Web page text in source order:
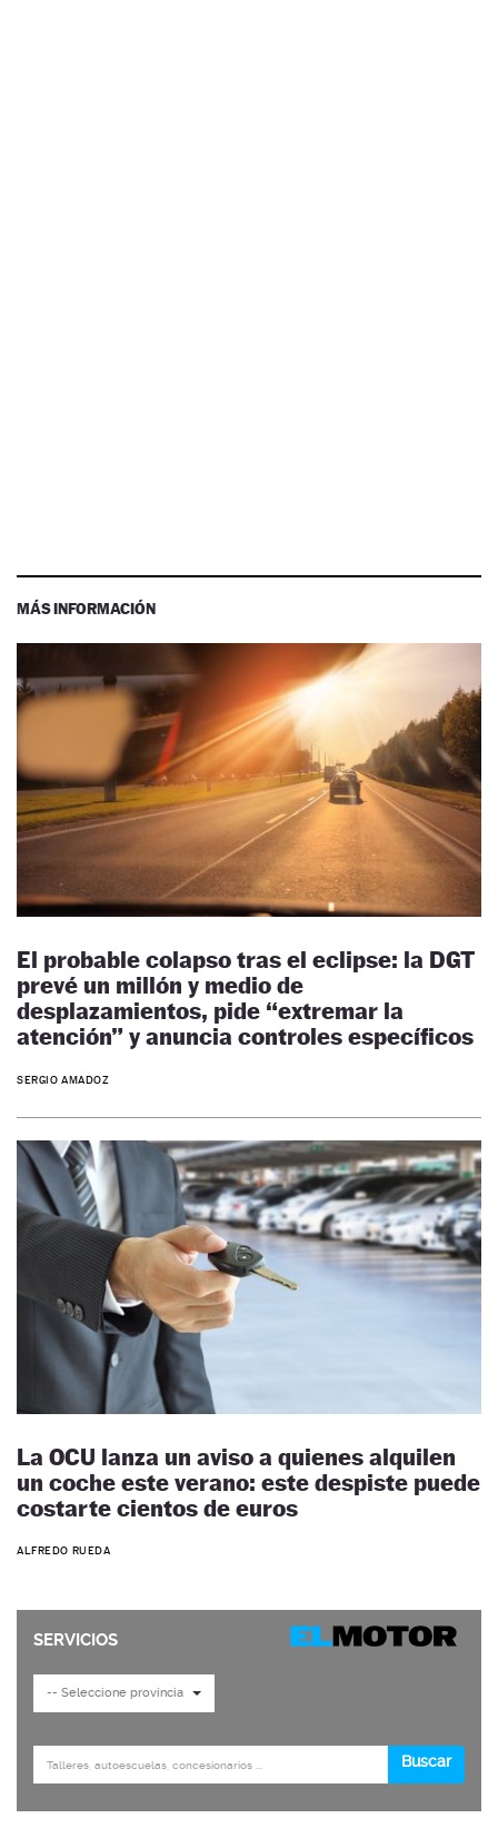
MÁS INFORMACIÓN
El probable colapso tras el eclipse: la DGT
prevé un millón y medio de
desplazamientos, pide “extremar la
atención” y anuncia controles específicos
SERGIO AMADOZ
La OCU lanza un aviso a quienes alquilen
un coche este verano: este despiste puede
costarte cientos de euros
ALFREDO RUEDA